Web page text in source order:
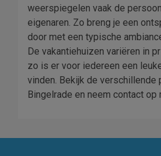
weerspiegelen vaak de
eigenaren. Zo breng je een
door met een typische
De vakantiehuizen variëren in
zo is er voor iedereen een
vinden. Bekijk de verschillende
Bingelrade en neem contact op